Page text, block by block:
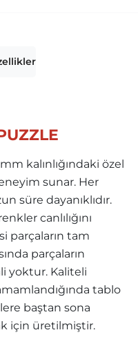
kalınlığındaki özel
sunar. Her
süre dayanıklıdır.
canlılığını
parçaların tam
parçaların
yoktur. Kaliteli
tablo
baştan sona
için üretilmiştir.